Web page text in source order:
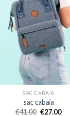
SAC CABAIA
sac cabaia
€41.00 €27.00